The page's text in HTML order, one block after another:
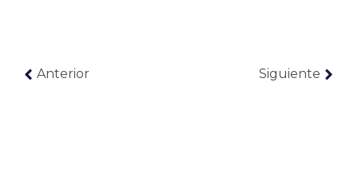
Anterior Siguiente